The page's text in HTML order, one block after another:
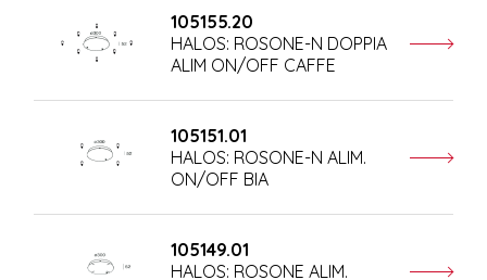
105155.20
HALOS: ROSONE-N DOPPIA
ALIM ON/OFF CAFFE
105151.01
HALOS: ROSONE-N ALIM.
ON/OFF BIA
105149.01
HALOS: ROSONE ALIM.